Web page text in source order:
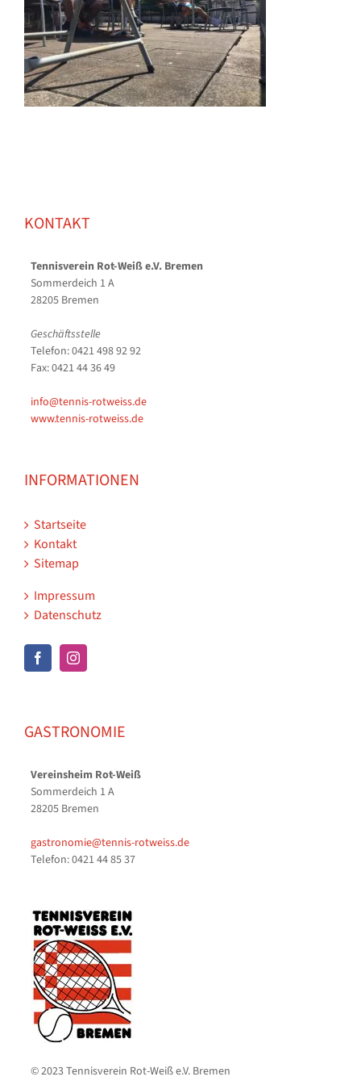
KONTAKT
Tennisverein Rot-Weiß e.V. Bremen
Sommerdeich 1 A
28205 Bremen
Geschäftsstelle
Telefon: 0421 498 92 92
Fax: 0421 44 36 49
info@tennis-rotweiss.de
www.tennis-rotweiss.de
INFORMATIONEN
Startseite
Kontakt
Sitemap
Impressum
Datenschutz
GASTRONOMIE
Vereinsheim Rot-Weiß
Sommerdeich 1 A
28205 Bremen
gastronomie@tennis-rotweiss.de
Telefon: 0421 44 85 37
© 2023 Tennisverein Rot-Weiß e.V. Bremen